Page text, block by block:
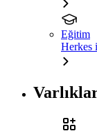
Eğitim
Herkes